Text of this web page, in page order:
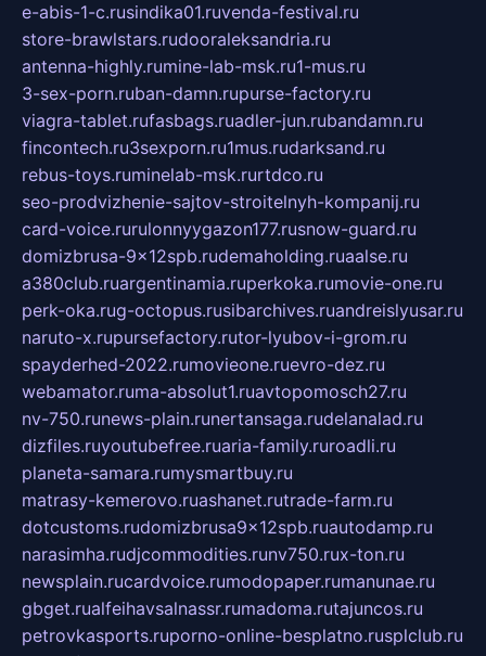
e-abis-1-c.rusindika01.ruvenda-festival.ru
store-brawlstars.rudooraleksandria.ru
antenna-highly.rumine-lab-msk.ru1-mus.ru
3-sex-porn.ruban-damn.rupurse-factory.ru
viagra-tablet.rufasbags.ruadler-jun.rubandamn.ru
fincontech.ru3sexporn.ru1mus.rudarksand.ru
rebus-toys.ruminelab-msk.rurtdco.ru
seo-prodvizhenie-sajtov-stroitelnyh-kompanij.ru
card-voice.rurulonnyygazon177.rusnow-guard.ru
domizbrusa-9x12spb.rudemaholding.ruaalse.ru
a380club.ruargentinamia.ruperkoka.rumovie-one.ru
perk-oka.rug-octopus.rusibarchives.ruandreislyusar.ru
naruto-x.rupursefactory.rutor-lyubov-i-grom.ru
spayderhed-2022.rumovieone.ruevro-dez.ru
webamator.ruma-absolut1.ruavtopomosch27.ru
nv-750.runews-plain.runertansaga.rudelanalad.ru
dizfiles.ruyoutubefree.ruaria-family.ruroadli.ru
planeta-samara.rumysmartbuy.ru
matrasy-kemerovo.ruashanet.rutrade-farm.ru
dotcustoms.rudomizbrusa9x12spb.ruautodamp.ru
narasimha.rudjcommodities.runv750.rux-ton.ru
newsplain.rucardvoice.rumodopaper.rumanunae.ru
gbget.rualfeihavsalnassr.rumadoma.rutajuncos.ru
petrovkasports.ruporno-online-besplatno.rusplclub.ru